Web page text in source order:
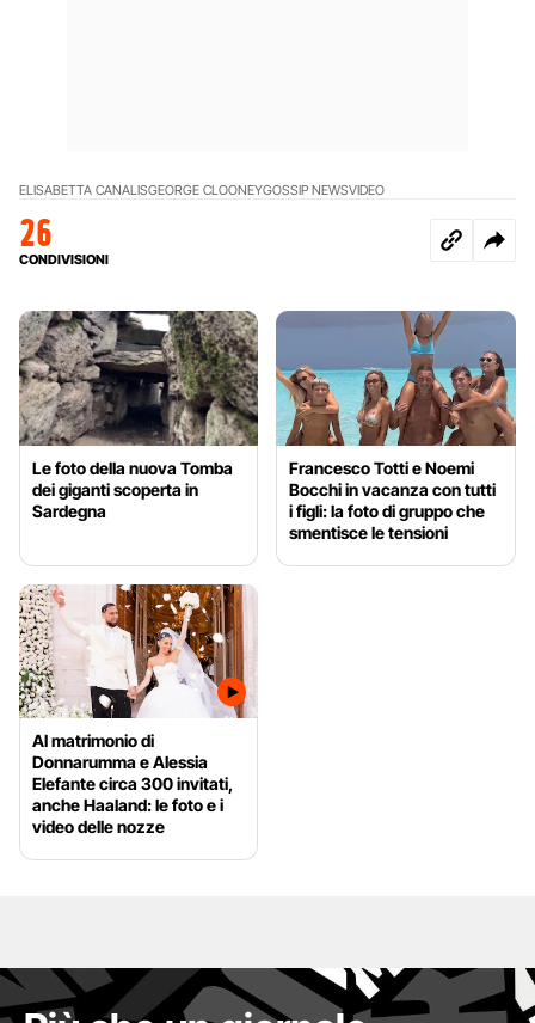
ELISABETTA CANALISGEORGE CLOONEYGOSSIP NEWSVIDEO
26
CONDIVISIONI
Le foto della nuova Tomba
dei giganti scoperta in
Sardegna
Francesco Totti e Noemi
Bocchi in vacanza con tutti
i figli: la foto di gruppo che
smentisce le tensioni
Al matrimonio di
Donnarumma e Alessia
Elefante circa 300 invitati,
anche Haaland: le foto e i
video delle nozze